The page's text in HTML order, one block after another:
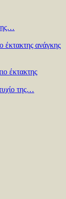
ανάγκης
έκτακτης
της…